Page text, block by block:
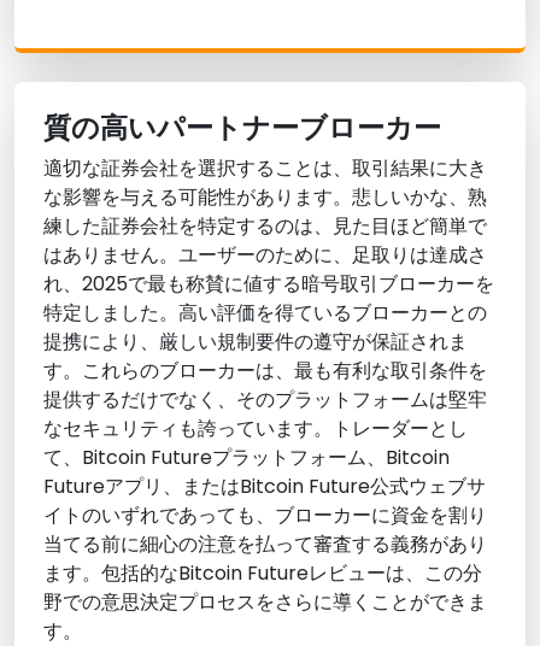
質の高いパートナーブローカー
適切な証券会社を選択することは、取引結果に大き
な影響を与える可能性があります。悲しいかな、熟
練した証券会社を特定するのは、見た目ほど簡単で
はありません。ユーザーのために、足取りは達成さ
れ、2025で最も称賛に値する暗号取引ブローカーを
特定しました。高い評価を得ているブローカーとの
提携により、厳しい規制要件の遵守が保証されま
す。これらのブローカーは、最も有利な取引条件を
提供するだけでなく、そのプラットフォームは堅牢
なセキュリティも誇っています。トレーダーとし
て、Bitcoin Futureプラットフォーム、Bitcoin
Futureアプリ、またはBitcoin Future公式ウェブサ
イトのいずれであっても、ブローカーに資金を割り
当てる前に細心の注意を払って審査する義務があり
ます。包括的なBitcoin Futureレビューは、この分
野での意思決定プロセスをさらに導くことができま
す。